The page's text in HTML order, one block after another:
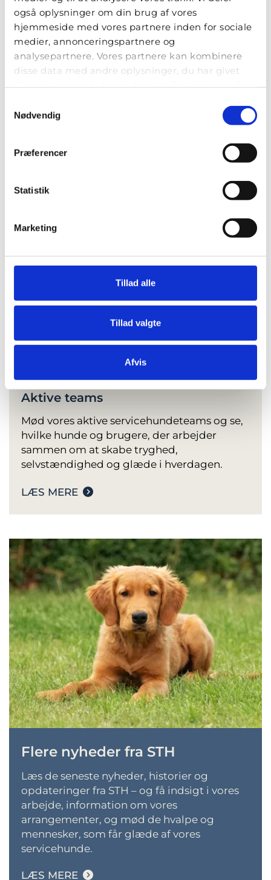
også oplysninger om din brug af vores
hjemmeside med vores partnere inden for sociale
medier, annonceringspartnere og
analysepartnere. Vores partnere kan kombinere
disse data med andre oplysninger, du har givet
dem, eller som de har indsamlet fra din brug af
Nødvendig
Præferencer
Statistik
Marketing
Tillad alle
Tillad valgte
Afvis
STH - Servicehunde til
Handicappede
mail@sth-servicehunde.dk
Aktive teams
Mød vores aktive servicehundeteams og se,
hvilke hunde og brugere, der arbejder
sammen om at skabe tryghed,
selvstændighed og glæde i hverdagen.
LÆS MERE
Flere nyheder fra STH
Læs de seneste nyheder, historier og
opdateringer fra STH – og få indsigt i vores
arbejde, information om vores
arrangementer, og mød de hvalpe og
mennesker, som får glæde af vores
servicehunde.
LÆS MERE